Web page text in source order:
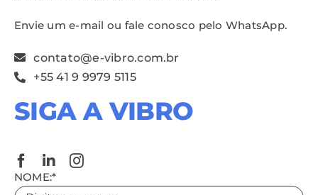
Envie um e-mail ou fale conosco pelo WhatsApp.
contato@e-vibro.com.br
+55 41 9 9979 5115
SIGA A VIBRO
NOME:*